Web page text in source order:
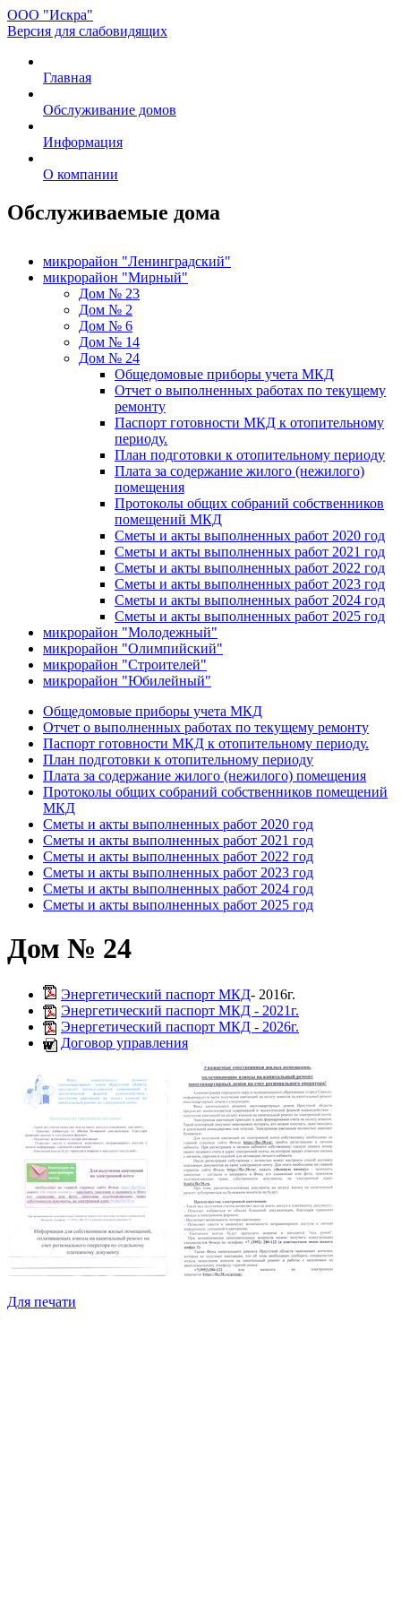
ООО "Искра"
Версия для слабовидящих
Главная
Обслуживание домов
Информация
О компании
Обслуживаемые дома
микрорайон "Ленинградский"
микрорайон "Мирный"
Дом № 23
Дом № 2
Дом № 6
Дом № 14
Дом № 24
Общедомовые приборы учета МКД
Отчет о выполненных работах по текущему
ремонту
Паспорт готовности МКД к отопительному
периоду.
План подготовки к отопительному периоду
Плата за содержание жилого (нежилого)
помещения
Протоколы общих собраний собственников
помещений МКД
Сметы и акты выполненных работ 2020 год
Сметы и акты выполненных работ 2021 год
Сметы и акты выполненных работ 2022 год
Сметы и акты выполненных работ 2023 год
Сметы и акты выполненных работ 2024 год
Сметы и акты выполненных работ 2025 год
микрорайон "Молодежный"
микрорайон "Олимпийский"
микрорайон "Строителей"
микрорайон "Юбилейный"
Общедомовые приборы учета МКД
Отчет о выполненных работах по текущему ремонту
Паспорт готовности МКД к отопительному периоду.
План подготовки к отопительному периоду
Плата за содержание жилого (нежилого) помещения
Протоколы общих собраний собственников помещений
МКД
Сметы и акты выполненных работ 2020 год
Сметы и акты выполненных работ 2021 год
Сметы и акты выполненных работ 2022 год
Сметы и акты выполненных работ 2023 год
Сметы и акты выполненных работ 2024 год
Сметы и акты выполненных работ 2025 год
Дом № 24
Энергетический паспорт МКД- 2016г.
Энергетический паспорт МКД - 2021г.
Энергетический паспорт МКД - 2026г.
Договор управления
Для печати